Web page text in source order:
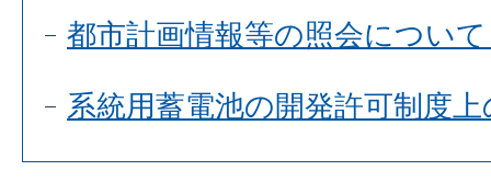
都市計画情報等の照会につい
系統用蓄電池の開発許可制度